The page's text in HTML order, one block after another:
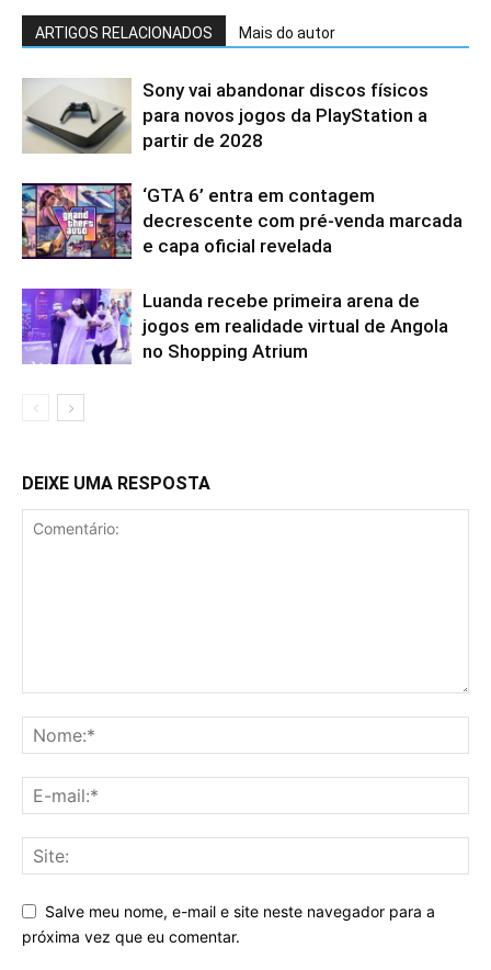
ARTIGOS RELACIONADOS Mais do autor
Sony vai abandonar discos físicos
para novos jogos da PlayStation a
partir de 2028
‘GTA 6’ entra em contagem
decrescente com pré-venda marcada
e capa oficial revelada
Luanda recebe primeira arena de
jogos em realidade virtual de Angola
no Shopping Atrium
DEIXE UMA RESPOSTA
Salve meu nome, e-mail e site neste navegador para a
próxima vez que eu comentar.